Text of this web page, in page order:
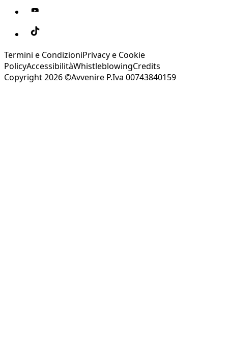
Termini e CondizioniPrivacy e Cookie
PolicyAccessibilitàWhistleblowingCredits
Copyright 2026 ©Avvenire P.Iva 00743840159